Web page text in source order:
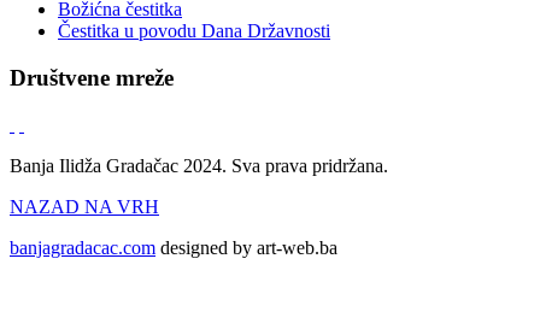
Božićna čestitka
Čestitka u povodu Dana Državnosti
Društvene mreže
Banja Ilidža Gradačac 2024. Sva prava pridržana.
NAZAD NA VRH
banjagradacac.com designed by art-web.ba